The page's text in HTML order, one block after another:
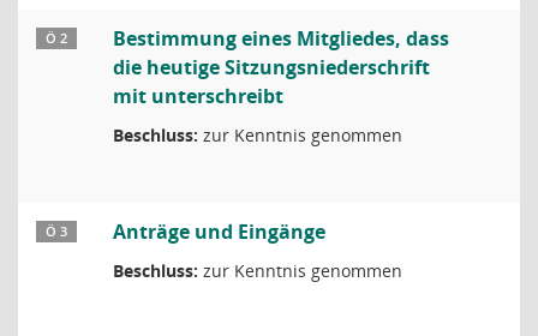
Ö 2
Bestimmung eines Mitgliedes, dass
die heutige Sitzungsniederschrift
mit unterschreibt
Beschluss: zur Kenntnis genommen
Ö 3 Anträge und Eingänge
Beschluss: zur Kenntnis genommen